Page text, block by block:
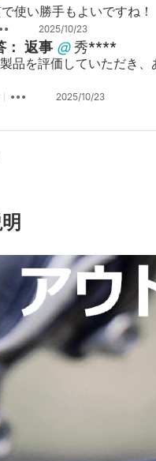
使い勝手もよいですね！
2025/10/23
返事 @ 秀****
品を評価していただき
2025/10/23